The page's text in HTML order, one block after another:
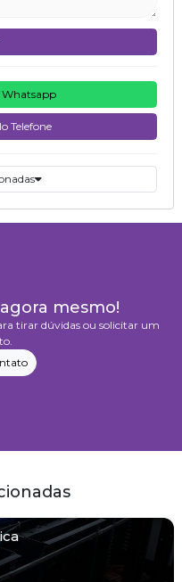
Telefone
mesmo!
tirar dúvidas ou solicitar um